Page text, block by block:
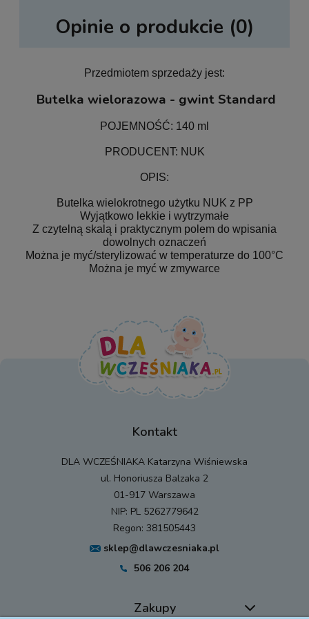
Opinie o produkcie (0)
Przedmiotem sprzedaży jest:
Butelka wielorazowa - gwint Standard
POJEMNOŚĆ: 140 ml
PRODUCENT: NUK
OPIS:
Butelka wielokrotnego użytku NUK z PP
Wyjątkowo lekkie i wytrzymałe
Z czytelną skalą i praktycznym polem do wpisania
dowolnych oznaczeń
Można je myć/sterylizować w temperaturze do 100°C
Można je myć w zmywarce
Kontakt
DLA WCZEŚNIAKA Katarzyna Wiśniewska
ul. Honoriusza Balzaka 2
01-917 Warszawa
NIP: PL 5262779642
Regon: 381505443
sklep@dlawczesniaka.pl
506 206 204
Zakupy